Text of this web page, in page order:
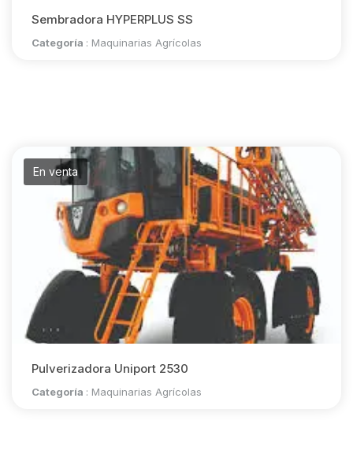
Sembradora HYPERPLUS SS
Categoría : Maquinarias Agrícolas
En venta
Pulverizadora Uniport 2530
Categoría : Maquinarias Agrícolas